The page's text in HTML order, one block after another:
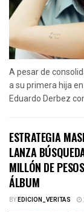
A pesar de
a su primera hija
Eduardo Derbez
ESTRATEGIA
LANZA
MILLÓN DE
ÁLBUM
BYEDICION_VERITAS